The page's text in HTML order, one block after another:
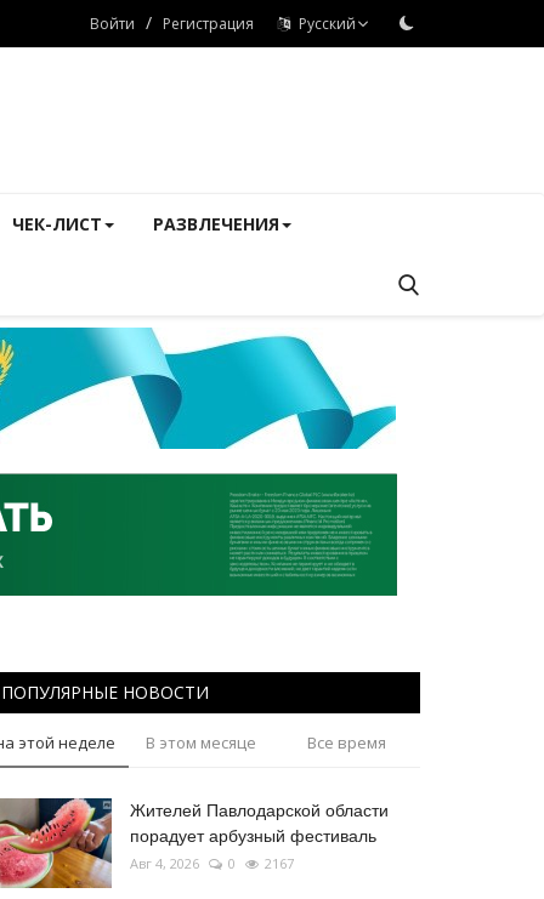
Войти / Регистрация Русский
ЧЕК-ЛИСТ РАЗВЛЕЧЕНИЯ
ПОПУЛЯРНЫЕ НОВОСТИ
этой неделе В этом месяце Все время
Жителей Павлодарской области
порадует арбузный фестиваль
Авг 4, 2026 0 2167